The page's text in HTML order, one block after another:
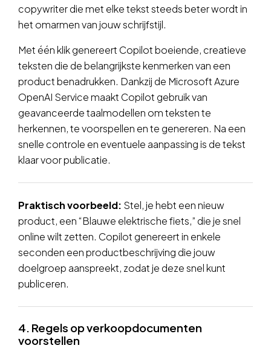
copywriter die met elke tekst steeds beter wordt in
het omarmen van jouw schrijfstijl.
Met één klik genereert Copilot boeiende, creatieve
teksten die de belangrijkste kenmerken van een
product benadrukken. Dankzij de Microsoft Azure
OpenAI Service maakt Copilot gebruik van
geavanceerde taalmodellen om teksten te
herkennen, te voorspellen en te genereren. Na een
snelle controle en eventuele aanpassing is de tekst
klaar voor publicatie.
Praktisch voorbeeld: Stel, je hebt een nieuw
product, een “Blauwe elektrische fiets,” die je snel
online wilt zetten. Copilot genereert in enkele
seconden een productbeschrijving die jouw
doelgroep aanspreekt, zodat je deze snel kunt
publiceren.
4. Regels op verkoopdocumenten
voorstellen